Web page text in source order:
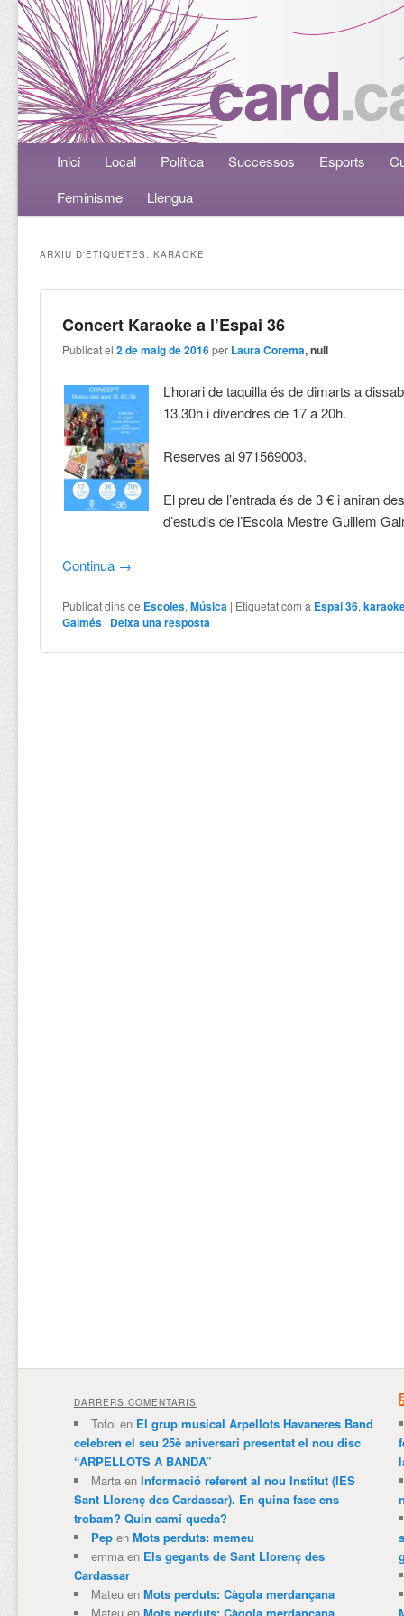
Menú principalAneu al contingut principal
Aneu al contingut secundari
Inici Local Política Successos Esports
Feminisme
Llengua
ARXIU D'ETIQUETES:KARAOKE
Concert Karaoke a l’Espai 36
Publicat el2 de maig de 2016 per Laura Corema, null
L’horari de taquilla és de dimarts a
13.30h i divendres de 17 a 20h.
Reserves al 971569003.
El preu de l’entrada és de 3 € i aniran
d’estudis de l’Escola Mestre Guillem
Continua →
Publicat dins de Escoles,Música | Etiquetat com a Espai 36,
Galmés | Deixa una resposta
DARRERS COMENTARIS
Tofol en El grup musical Arpellots Havaneres Band
celebren el seu 25è aniversari presentat el nou disc
“ARPELLOTS A BANDA”
Martaen Informació referent al nou Institut (IES
Sant Llorenç des Cardassar). En quina fase ens
trobam? Quin camí queda?
Pepen Mots perduts: memeu
emmaen Els gegants de Sant Llorenç des
Cardassar
Mateuen Mots perduts: Càgola merdançana